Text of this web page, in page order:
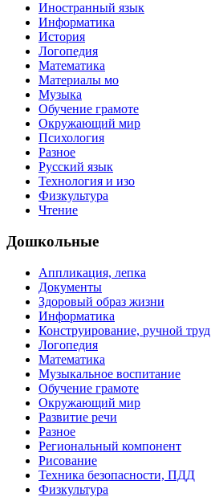
Иностранный язык
Информатика
История
Логопедия
Математика
Материалы мо
Музыка
Обучение грамоте
Окружающий мир
Психология
Разное
Русский язык
Технология и изо
Физкультура
Чтение
Дошкольные
Аппликация, лепка
Документы
Здоровый образ жизни
Информатика
Конструирование, ручной труд
Логопедия
Математика
Музыкальное воспитание
Обучение грамоте
Окружающий мир
Развитие речи
Разное
Региональный компонент
Рисование
Техника безопасности, ПДД
Физкультура